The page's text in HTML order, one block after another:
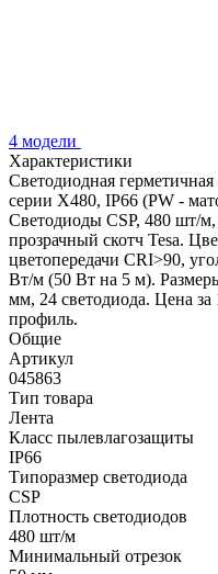
4 модели
Характеристики
Светодиодная
серии X480, IP66 (PW -
Светодиоды CSP, 480 шт/
прозрачный скотч Tesa.
цветопередачи CRI>90,
Вт/м (50 Вт на 5 м).
мм, 24 светодиода. Цена за
профиль.
Общие
Артикул
045863
Тип товара
Лента
Класс пылевлагозащиты
IP66
Типоразмер светодиода
CSP
Плотность светодиодов
480 шт/м
Минимальный отрезок